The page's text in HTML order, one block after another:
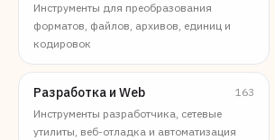
Инструменты для преобразования
форматов, файлов, архивов, единиц и
кодировок
Разработка и Web
163
Инструменты разработчика, сетевые
утилиты, веб-отладка и автоматизация